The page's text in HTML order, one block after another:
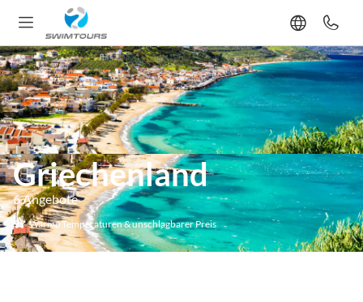
Griechenland
6 Angebote
Warme Temperaturen & unschlagbarer Preis